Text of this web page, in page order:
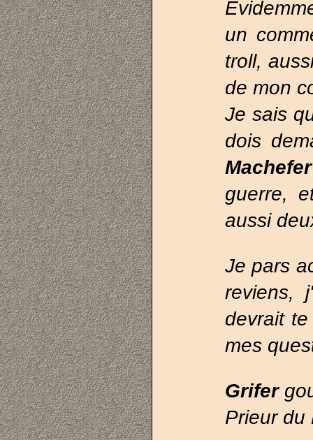
un
troll,
de mon
Je sais
dois
guerre,
aussi
Je pars
reviens,
devrait
mes
Grifer
Prieur du